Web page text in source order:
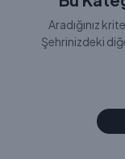
Aradığınız
Şehrinizdeki